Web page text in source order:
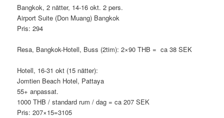
Bangkok, 2 nätter, 14-16 okt. 2 pers.
Airport Suite (Don Muang) Bangkok
Pris: 294
Resa, Bangkok-Hotell, Buss (2tim): 2×90 THB = ca 38 SEK
Hotell, 16-31 okt (15 nätter):
Jomtien Beach Hotel, Pattaya
55+ anpassat.
1000 THB / standard rum / dag = ca 207 SEK
Pris: 207×15=3105